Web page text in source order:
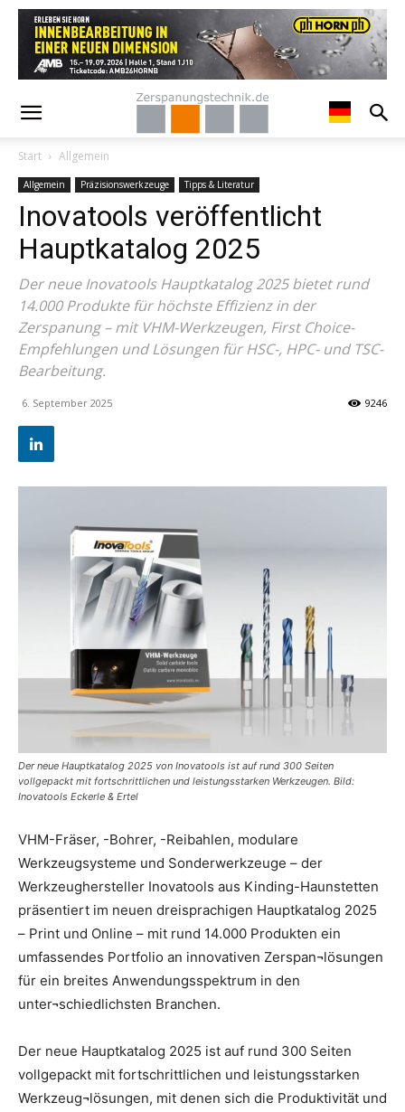
Start Allgemein
Allgemein Präzisionswerkzeuge Tipps & Literatur
Inovatools veröffentlicht
Hauptkatalog 2025
Der neue Inovatools Hauptkatalog 2025 bietet rund
14.000 Produkte für höchste Effizienz in der
Zerspanung – mit VHM-Werkzeugen, First Choice-
Empfehlungen und Lösungen für HSC-, HPC- und TSC-
Bearbeitung.
6. September 2025 9246
Der neue Hauptkatalog 2025 von Inovatools ist auf rund 300 Seiten
vollgepackt mit fortschrittlichen und leistungsstarken Werkzeugen. Bild:
Inovatools Eckerle & Ertel
VHM-Fräser, -Bohrer, -Reibahlen, modulare
Werkzeugsysteme und Sonderwerkzeuge – der
Werkzeughersteller Inovatools aus Kinding-Haunstetten
präsentiert im neuen dreisprachigen Hauptkatalog 2025
– Print und Online – mit rund 14.000 Produkten ein
umfassendes Portfolio an innovativen Zerspan¬lösungen
für ein breites Anwendungsspektrum in den
unter¬schiedlichsten Branchen.
Der neue Hauptkatalog 2025 ist auf rund 300 Seiten
vollgepackt mit fortschrittlichen und leistungsstarken
Werkzeug¬lösungen, mit denen sich die Produktivität und